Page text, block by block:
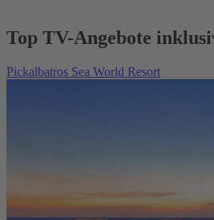
Top TV-Angebote
Pickalbatros Sea World Resort